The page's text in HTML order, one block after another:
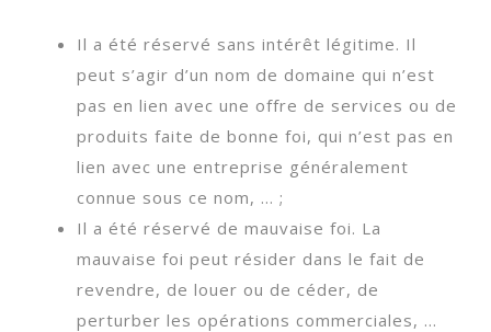
Il a été réservé sans intérêt légitime. Il
peut s’agir d’un nom de domaine qui n’est
pas en lien avec une offre de services ou de
produits faite de bonne foi, qui n’est pas en
lien avec une entreprise généralement
connue sous ce nom, … ;
Il a été réservé de mauvaise foi. La
mauvaise foi peut résider dans le fait de
revendre, de louer ou de céder, de
perturber les opérations commerciales, …